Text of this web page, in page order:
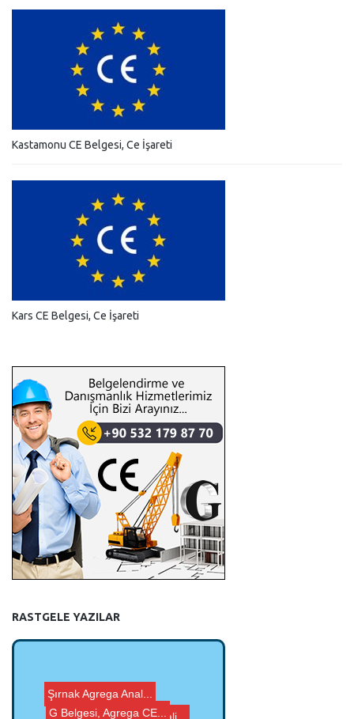
Kastamonu CE Belgesi, Ce İşareti
Kars CE Belgesi, Ce İşareti
RASTGELE YAZILAR
Burdur Agrega Analiz...
Ağrı ISO 9001 Kali...
G Belgesi, Agrega CE...